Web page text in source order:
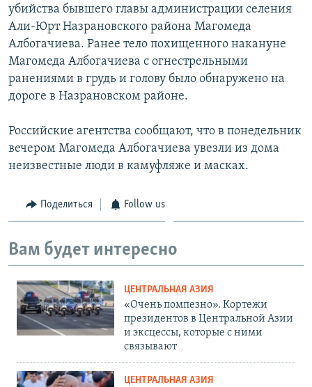
поиску
ТОҶИКӢ
TÜRKMENÇE
Все сайты РСЕ/РС
убийства бывшего главы администрации селения
Али-Юрт Назрановского района Магомеда
Албогачиева. Ранее тело похищенного накануне
Магомеда Албогачиева с огнестрельными
ранениями в грудь и голову было обнаружено на
дороге в Назрановском районе.
Российские агентства сообщают, что в понедельник
вечером Магомеда Албогачиева увезли из дома
неизвестные люди в камуфляже и масках.
Поделиться Follow us
Вам будет интересно
ЦЕНТРАЛЬНАЯ АЗИЯ
«Очень помпезно». Кортежи
президентов в Центральной Азии
и эксцессы, которые с ними
связывают
ЦЕНТРАЛЬНАЯ АЗИЯ